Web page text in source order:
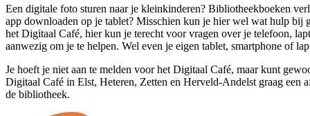
Een digitale foto sturen naar je kleinkinderen? Bibliotheekboeken
app downloaden op je tablet? Misschien kun je hier wel wat hulp bij
het Digitaal Café, hier kun je terecht voor vragen over je telefoon,
aanwezig om je te helpen. Wel even je eigen tablet, smartphone of
Je hoeft je niet aan te melden voor het Digitaal Café, maar kunt
Digitaal Café in Elst, Heteren, Zetten en Herveld-Andelst graag een
de bibliotheek.